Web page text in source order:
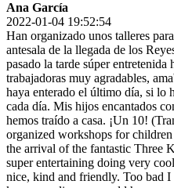
Ana García
2022-01-04 19:52:54
Han organizado unos talleres
antesala de la llegada de los
pasado la tarde súper
trabajadoras muy agradables,
haya enterado el último día, si lo
cada día. Mis hijos encantados
hemos traído a casa. ¡Un 10!
organized workshops for
the arrival of the fantastic Three
super entertaining doing very
nice, kind and friendly. Too bad